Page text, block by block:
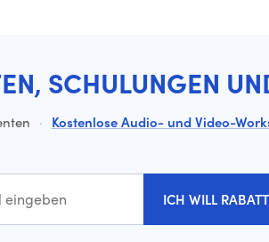
SCHULUNGEN
· Kostenlose Audio- und Video-
ICH WILL